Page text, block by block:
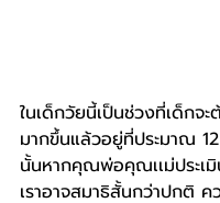
ในเด็กวัยนี้เป็นช่วงที่เด็กจ
มากขึ้นแล้วอยู่ที่ประมาณ
นั้นหากคุณพ่อคุณเเม่ประเ
เราอาจสมาธิสั้นกว่าปกติ ค